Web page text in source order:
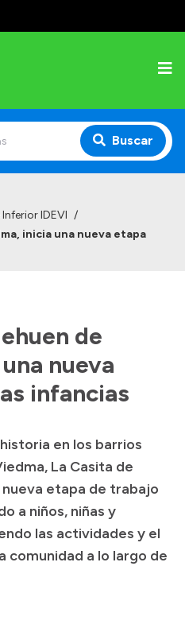
Buscar
IDEVI /
inicia una nueva etapa
de
nueva
infancias
en los barrios
La Casita de
etapa de trabajo
a niños, niñas y
las actividades y el
comunidad a lo largo de